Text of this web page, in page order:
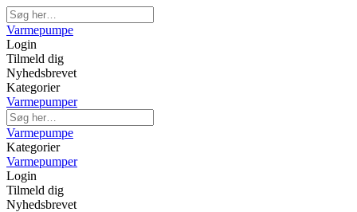
Varmepumpe
Login
Tilmeld dig
Nyhedsbrevet
Kategorier
Varmepumper
Varmepumpe
Kategorier
Varmepumper
Login
Tilmeld dig
Nyhedsbrevet